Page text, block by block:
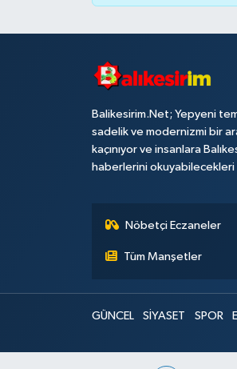
Balikesirim.Net; Yepyeni
sadelik ve modernizmi bir
kaçınıyor ve insanlara
haberlerini okuyabilecekleri
Nöbetçi Eczaneler
Tüm Manşetler
GÜNCEL SİYASET SPOR